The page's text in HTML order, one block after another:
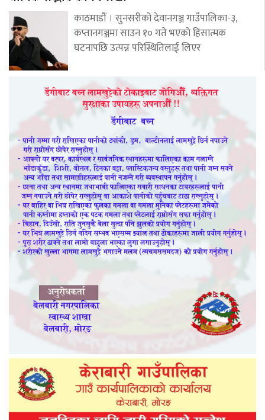
काठमाडौं । सुनसरीको देवानगञ्ज गाउँपालिका-३,
कप्तानगञ्जमा साउन १० गते भएको हिंसात्मक
घटनापछि उत्पन्न परिस्थितिलाई लिएर